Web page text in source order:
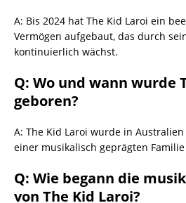
A: Bis 2024 hat The Kid Laroi ein
Vermögen aufgebaut, das durch
kontinuierlich wächst.
Q: Wo und wann wurde
geboren?
A: The Kid Laroi wurde in
einer musikalisch geprägten
Q: Wie begann die
von The Kid Laroi?